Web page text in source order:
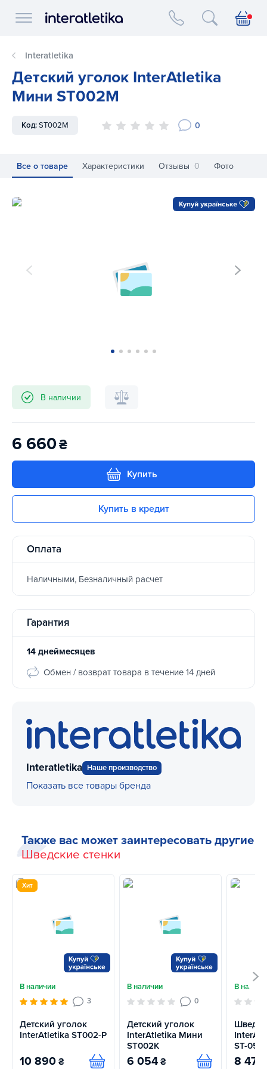
Interatletika logo
Interatletika
Детский уголок InterAtletika
Мини ST002M
Код:ST002M 0
Все о товаре Характеристики Отзывы 0 Фото
Детский уголок InterAtletika Мини ST002M
В наличии
6 660₴
Купить
Купить в кредит
Оплата
Наличными, Безналичный расчет
Гарантия
14 днеймесяцев
Обмен / возврат товара в течение 14 дней
Interatletika Наше производство
Показать все товары бренда
Также вас может заинтересовать другие
Шведские стенки
Хит
В наличии
3
Детский уголок
InterAtletika ST002-P
10 890 ₴ Купить
В наличии
0
Детский уголок
InterAtletika Мини
ST002К
6 054 ₴ Купить
В
ST-051
8 478